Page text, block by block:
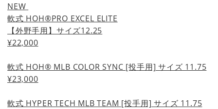
NEW
軟式 HOH®PRO EXCEL ELITE
【外野手用】サイズ12.25
¥22,000
軟式 HOH® MLB COLOR SYNC [投手用] サイズ 11.75
¥23,000
軟式 HYPER TECH MLB TEAM [投手用] サイズ 11.75